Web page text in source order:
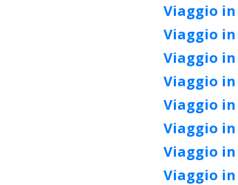
Viaggio
Viaggio
Viaggio
Viaggio
Viaggio
Viaggio
Viaggio
Viaggio